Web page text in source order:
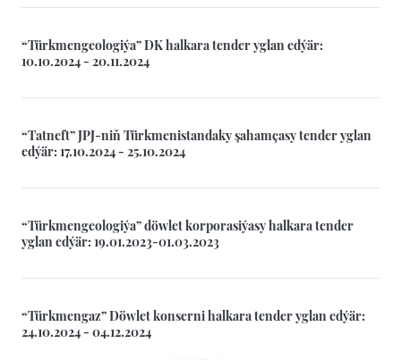
“Türkmengeologiýa” DK halkara tender yglan edýär:
10.10.2024 - 20.11.2024
“Tatneft” JPJ-niň Türkmenistandaky şahamçasy tender yglan
edýär: 17.10.2024 - 25.10.2024
“Türkmengeologiýa” döwlet korporasiýasy halkara tender
yglan edýär: 19.01.2023-01.03.2023
“Türkmengaz” Döwlet konserni halkara tender yglan edýär:
24.10.2024 - 04.12.2024